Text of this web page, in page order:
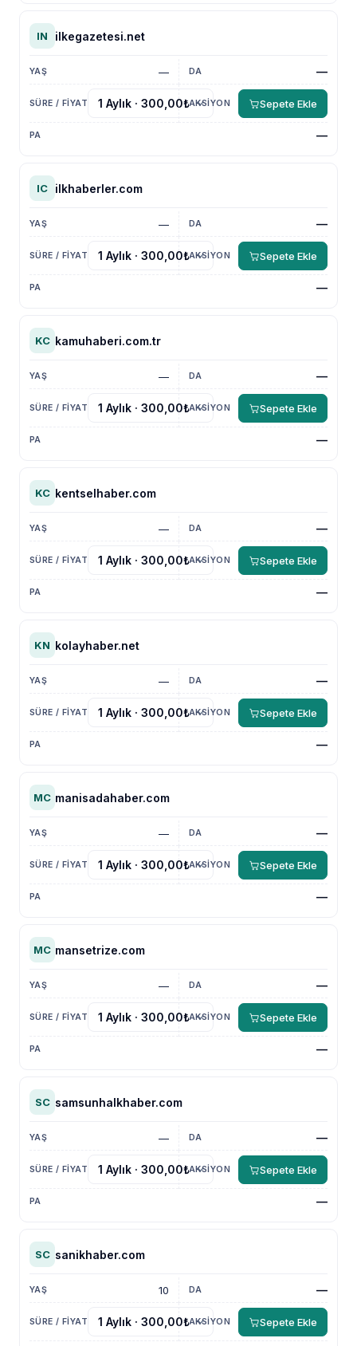
IN ilkegazetesi.net
— —
—
Sepete Ekle
IC ilkhaberler.com
— —
—
Sepete Ekle
KC kamuhaberi.com.tr
— —
—
Sepete Ekle
KC kentselhaber.com
— —
—
Sepete Ekle
KN kolayhaber.net
— —
—
Sepete Ekle
MC manisadahaber.com
— —
—
Sepete Ekle
MC mansetrize.com
— —
—
Sepete Ekle
SC samsunhalkhaber.com
— —
—
Sepete Ekle
SC sanikhaber.com
10 —
Sepete Ekle